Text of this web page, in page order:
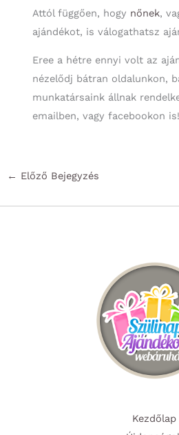
Attól függően, hogy nőnek,
ajándékot, is válogathatsz
Eree a hétre ennyi volt az
nézelődj bátran oldalunkon,
munkatársaink állnak
emailben, vagy facebookon is!
← Előző Bejegyzés
Kezdőlap